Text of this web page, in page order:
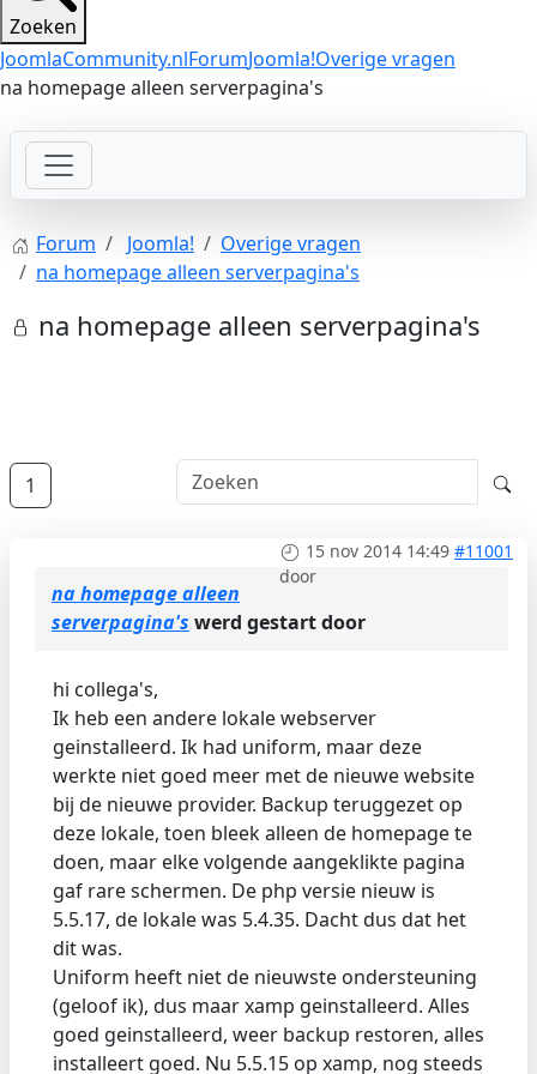
Zoeken
JoomlaCommunity.nlForumJoomla!Overige vragen
na homepage alleen serverpagina's
Forum Joomla!
Overige vragen
na homepage alleen serverpagina's
na homepage alleen serverpagina's
1
15 nov 2014 14:49 #11001
door
na homepage alleen
serverpagina's werd gestart door
hi collega's,
Ik heb een andere lokale webserver
geinstalleerd. Ik had uniform, maar deze
werkte niet goed meer met de nieuwe website
bij de nieuwe provider. Backup teruggezet op
deze lokale, toen bleek alleen de homepage te
doen, maar elke volgende aangeklikte pagina
gaf rare schermen. De php versie nieuw is
5.5.17, de lokale was 5.4.35. Dacht dus dat het
dit was.
Uniform heeft niet de nieuwste ondersteuning
(geloof ik), dus maar xamp geinstalleerd. Alles
goed geinstalleerd, weer backup restoren, alles
installeert goed. Nu 5.5.15 op xamp, nog steeds